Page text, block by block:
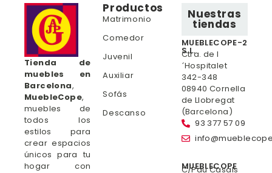
Tienda de
muebles en
Barcelona,
MuebleCope,
muebles de
todos los
estilos para
crear espacios
únicos para tu
hogar con
Productos
Matrimonio
Comedor
Juvenil
Auxiliar
Sofás
Descanso
Nuestras
tiendas
MUEBLECOPE-2
S.L.
Ctra. de l
´Hospitalet
342-348
08940 Cornella
de Llobregat
(Barcelona)
93 377 57 09
MUEBLECOPE
C/Pau Casals